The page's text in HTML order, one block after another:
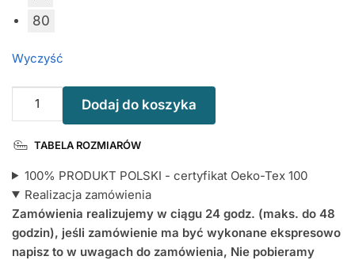
80
Wyczyść
Są
Super
z
Serduszkami
-
śpioszek
Dodaj do koszyka
TABELA ROZMIARÓW
100% PRODUKT POLSKI - certyfikat Oeko-Tex 100
Realizacja zamówienia
Zamówienia realizujemy w ciągu 24 godz. (maks. do 48
godzin), jeśli zamówienie ma być wykonane ekspresowo
napisz to w uwagach do zamówienia, Nie pobieramy